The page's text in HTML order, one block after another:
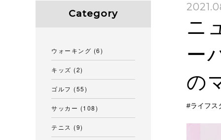
ニ
ー
の
ライフス
Category
ウォーキング (6)
キッズ (2)
ゴルフ (55)
サッカー (108)
テニス (9)